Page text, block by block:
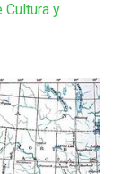
Cultura y